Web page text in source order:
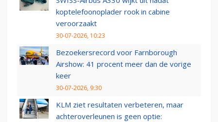
koptelefoonoplader rook in cabine
veroorzaakt
30-07-2026, 10:23
Bezoekersrecord voor Farnborough
Airshow: 41 procent meer dan de vorige
keer
30-07-2026, 9:30
KLM ziet resultaten verbeteren, maar
achteroverleunen is geen optie: